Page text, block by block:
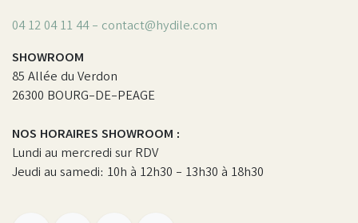
04 12 04 11 44 - contact@hydile.com
SHOWROOM
85 Allée du Verdon
26300 BOURG-DE-PEAGE
NOS HORAIRES SHOWROOM :
Lundi au mercredi sur RDV
Jeudi au samedi: 10h à 12h30 - 13h30 à 18h30